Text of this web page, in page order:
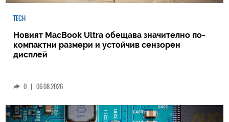
TECH
Новият MacBook Ultra обещава значително по-
компактни размери и устойчив сензорен
дисплей
0 | 06.08.2026